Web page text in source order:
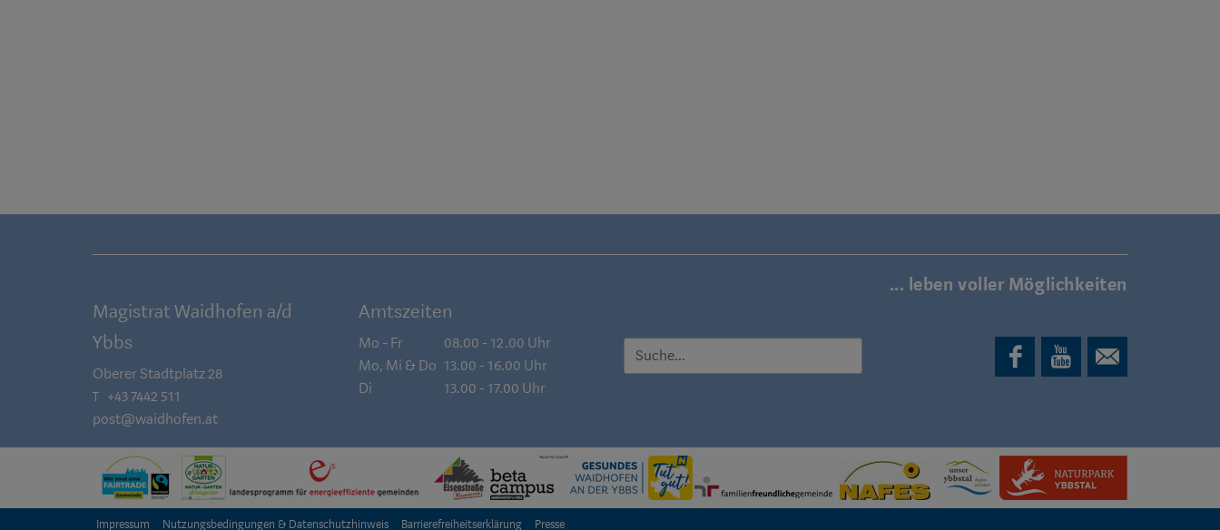
... leben voller Möglichkeiten
Magistrat Waidhofen a/d
Ybbs
Oberer Stadtplatz 28
T +43 7442 511
post@waidhofen.at
Amtszeiten
Mo - Fr
08.00 - 12.00 Uhr
Mo, Mi & Do 13.00 - 16.00 Uhr
Di
13.00 - 17.00 Uhr
SUCHE
Impressum Nutzungsbedingungen & Datenschutzhinweis Barrierefreiheitserklärung Presse